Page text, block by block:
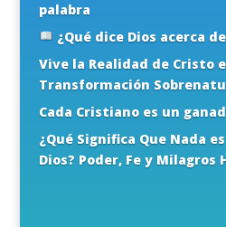
palabra
¿Qué dice Dios acerca
Vive la Realidad de Cristo
Transformación
Cada Cristiano es un
¿Qué Significa Que Nada
Dios? Poder, Fe y Milagros